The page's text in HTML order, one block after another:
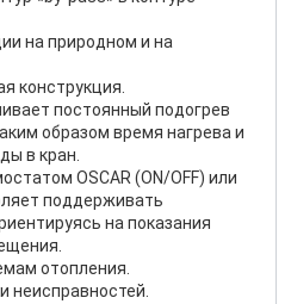
на природном и на
конструкция.
постоянный подогрев
образом время нагрева и
в кран.
OSCAR (ON/OFF) или
поддерживать
на показания
отопления.
неисправностей.